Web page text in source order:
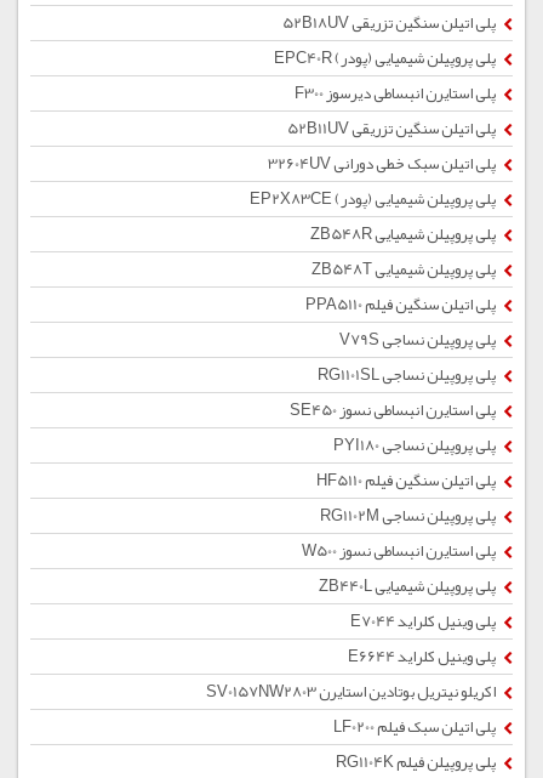
پلی اتیلن سنگین تزریقی 52B18UV
پلی پروپیلن شیمیایی (پودر) EPC40R
پلی استایرن انبساطی دیرسوز F300
پلی اتیلن سنگین تزریقی 52B11UV
پلی اتیلن سبک خطی دورانی 32604UV
پلی پروپیلن شیمیایی (پودر) EP2X83CE
پلی پروپیلن شیمیایی ZB548R
پلی پروپیلن شیمیایی ZB548T
پلی اتیلن سنگین فیلم PPA5110
پلی پروپیلن نساجی V79S
پلی پروپیلن نساجی RG1101SL
پلی استایرن انبساطی نسوز SE450
پلی پروپیلن نساجی PYI180
پلی اتیلن سنگین فیلم HF5110
پلی پروپیلن نساجی RG1102M
پلی استایرن انبساطی نسوز W500
پلی پروپیلن شیمیایی ZB440L
پلی وینیل کلراید E7044
پلی وینیل کلراید E6644
اکریلو نیتریل بوتادین استایرن SV0157NW2803
پلی اتیلن سبک فیلم LF0200
پلی پروپیلن فیلم RG1104K